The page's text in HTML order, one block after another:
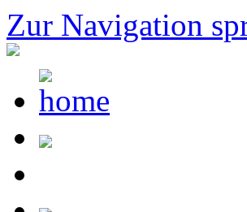
Zur Navigation